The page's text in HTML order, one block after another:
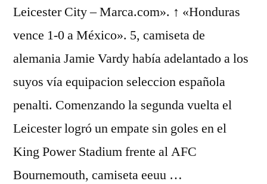
Leicester City – Marca.com». ↑ «Honduras
vence 1-0 a México». 5, camiseta de
alemania Jamie Vardy había adelantado a los
suyos vía equipacion seleccion española
penalti. Comenzando la segunda vuelta el
Leicester logró un empate sin goles en el
King Power Stadium frente al AFC
Bournemouth, camiseta eeuu …